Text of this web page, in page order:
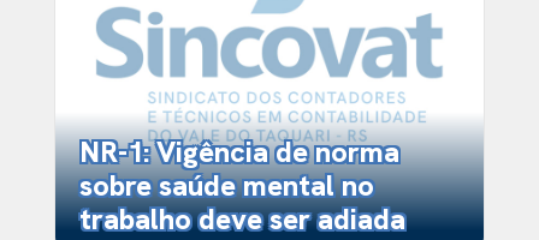
NR-1: Vigência de norma
sobre saúde mental no
trabalho deve ser adiada